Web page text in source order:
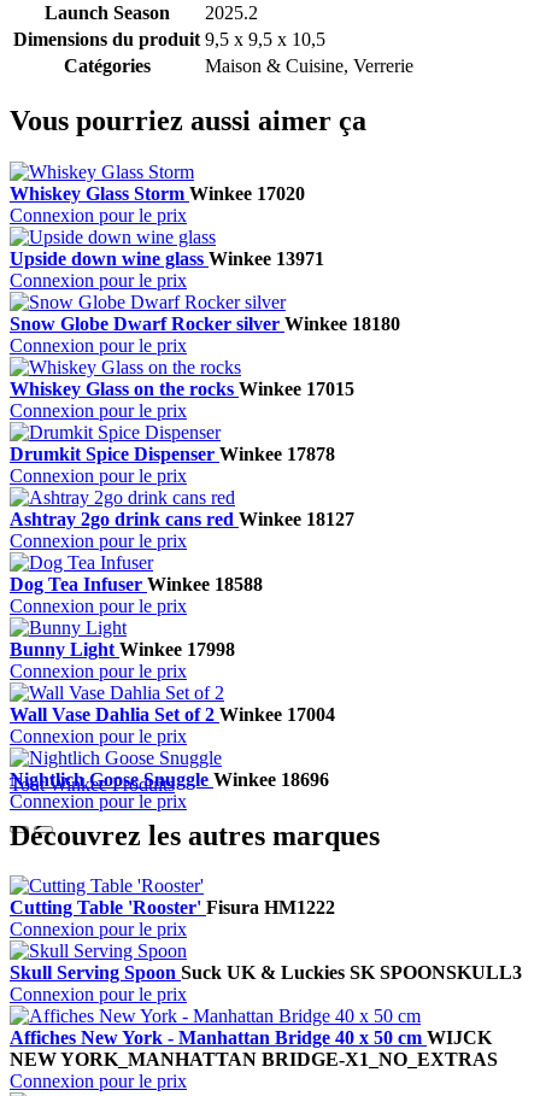
Launch Season
2025.2
Dimensions du produit 9,5 x 9,5 x 10,5
Catégories
Maison & Cuisine, Verrerie
Vous pourriez aussi aimer ça
Whiskey Glass Storm Winkee 17020
Connexion pour le prix
Upside down wine glass Winkee 13971
Connexion pour le prix
Snow Globe Dwarf Rocker silver Winkee 18180
Connexion pour le prix
Whiskey Glass on the rocks Winkee 17015
Connexion pour le prix
Drumkit Spice Dispenser Winkee 17878
Connexion pour le prix
Ashtray 2go drink cans red Winkee 18127
Connexion pour le prix
Dog Tea Infuser Winkee 18588
Connexion pour le prix
Bunny Light Winkee 17998
Connexion pour le prix
Wall Vase Dahlia Set of 2 Winkee 17004
Connexion pour le prix
Nightlich Goose Snuggle Winkee 18696
Connexion pour le prix
Tout Winkee Produits
Découvrez les autres marques
Cutting Table 'Rooster' Fisura HM1222
Connexion pour le prix
Skull Serving Spoon Suck UK & Luckies SK SPOONSKULL3
Connexion pour le prix
Affiches New York - Manhattan Bridge 40 x 50 cm WIJCK
NEW YORK_MANHATTAN BRIDGE-X1_NO_EXTRAS
Connexion pour le prix